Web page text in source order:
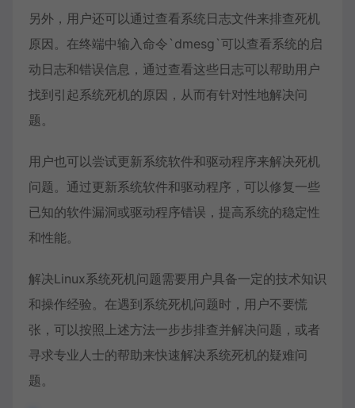
另外，用户还可以通过查看系统日志文件来排查死机
原因。在终端中输入命令`dmesg`可以查看系统的启
动日志和错误信息，通过查看这些日志可以帮助用户
找到引起系统死机的原因，从而有针对性地解决问
题。
用户也可以尝试更新系统软件和驱动程序来解决死机
问题。通过更新系统软件和驱动程序，可以修复一些
已知的软件漏洞或驱动程序错误，提高系统的稳定性
和性能。
解决Linux系统死机问题需要用户具备一定的技术知识
和操作经验。在遇到系统死机问题时，用户不要慌
张，可以按照上述方法一步步排查并解决问题，或者
寻求专业人士的帮助来快速解决系统死机的疑难问
题。